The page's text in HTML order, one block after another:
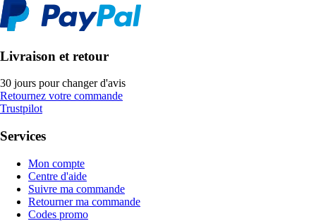
Livraison et retour
30 jours pour changer d'avis
Retournez votre commande
Trustpilot
Services
Mon compte
Centre d'aide
Suivre ma commande
Retourner ma commande
Codes promo